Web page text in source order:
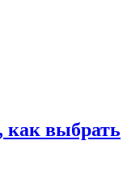
как выбрать